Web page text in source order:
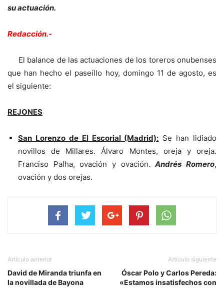
su actuación.
Redacción.-
El balance de las actuaciones de los toreros onubenses
que han hecho el paseíllo hoy, domingo 11 de agosto, es
el siguiente:
REJONES
San Lorenzo de El Escorial (Madrid): Se han lidiado
novillos de Millares. Álvaro Montes, oreja y oreja.
Franciso Palha, ovación y ovación.Andrés Romero,
ovación y dos orejas.
Artículo anterior
David de Miranda triunfa en
la novillada de Bayona
Artículo siguiente
Óscar Polo y Carlos Pereda:
«Estamos insatisfechos con